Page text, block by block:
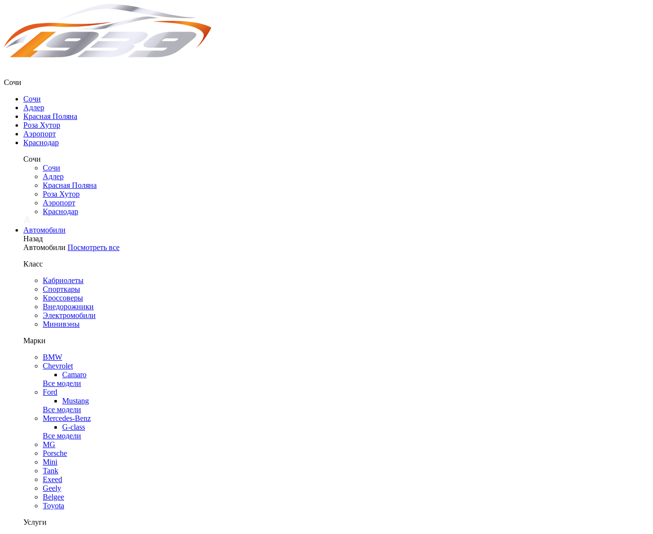
Сочи
Сочи
Адлер
Красная Поляна
Роза Хутор
Аэропорт
Краснодар
Сочи
Сочи
Адлер
Красная Поляна
Роза Хутор
Аэропорт
Краснодар
Автомобили
Назад
Автомобили Посмотреть все
Класс
Кабриолеты
Спорткары
Кроссоверы
Внедорожники
Электромобили
Минивэны
Марки
BMW
Chevrolet
Camaro
Все модели
Ford
Mustang
Все модели
Mercedes-Benz
G-class
Все модели
MG
Porsche
Mini
Tank
Exeed
Geely
Belgee
Toyota
Услуги